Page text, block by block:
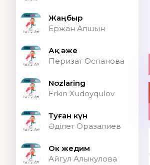
Жаңбыр
Ержан Алшын
Ақ әже
Перизат Оспанова
Nozlaring
Erkin Xudoyqulov
Туған күн
Әділет Оразалиев
Ок жедим
Айгул Алыкулова